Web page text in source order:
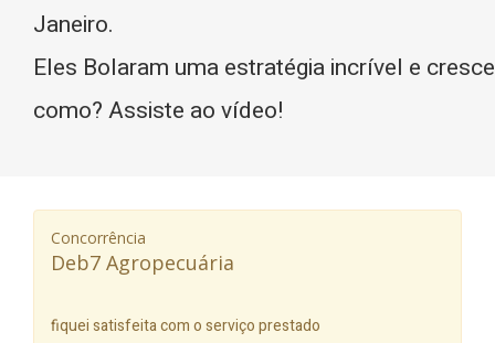
Janeiro.
Eles Bolaram uma estratégia incrível e
como? Assiste ao vídeo!
Concorrência
Deb7 Agropecuária
fiquei satisfeita com o serviço prestado